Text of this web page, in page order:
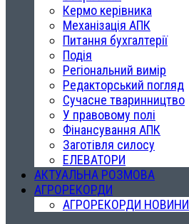
Кермо керівника
Механізація АПК
Питання бухгалтерії
Подія
Регіональний вимір
Редакторський погляд
Сучасне тваринництво
У правовому полі
Фінансування АПК
Заготівля силосу
ЕЛЕВАТОРИ
АКТУАЛЬНА РОЗМОВА
АГРОРЕКОРДИ
АГРОРЕКОРДИ НОВИНИ